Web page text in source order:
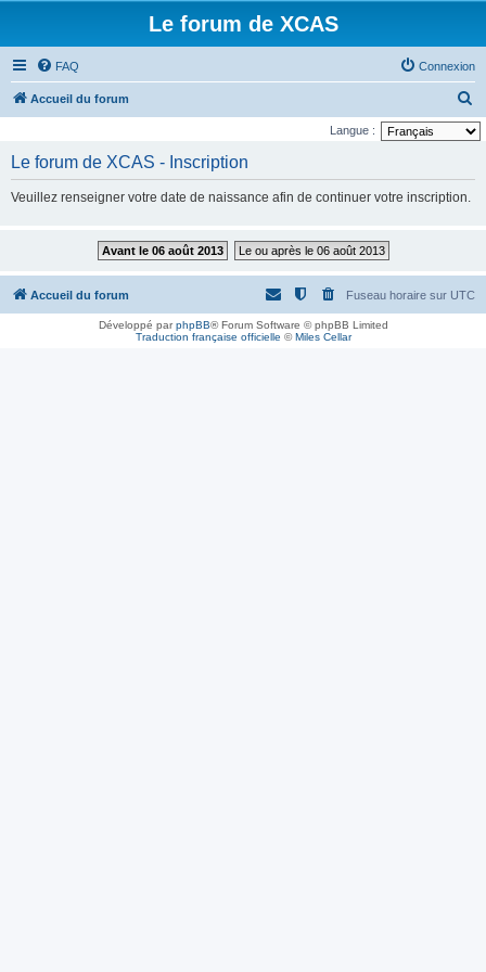
Le forum de XCAS
FAQ Connexion
Accueil du forum
e
h
Langue :
Le forum de XCAS - Inscription
Veuillez renseigner votre date de naissance afin de continuer votre inscription.
Avant le 06 août 2013 Le ou après le 06 août 2013
Accueil du forum Fuseau horaire sur UTC
Développé parphpBB® Forum Software © phpBB Limited
Traduction française officielle ©Miles Cellar